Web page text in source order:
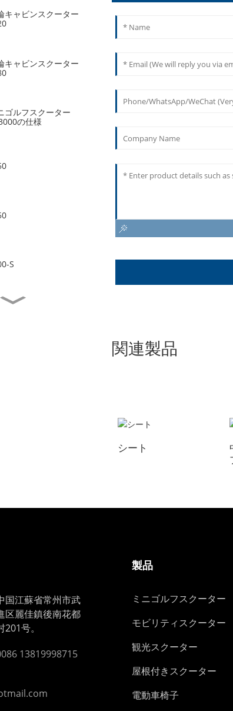
キャビンスクーター
キャビンスクーター
ゴルフスクーター
の仕様
S
関連製品
シート
国江蘇省常州市武
区麗佳鎮後南花都
201号。
13819998715
製品
ミニゴルフスクーター
モビリティスクーター
観光スクーター
屋根付きスクーター
電動車椅子